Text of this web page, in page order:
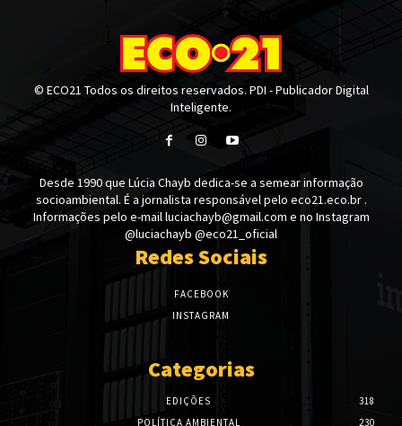
© ECO21 Todos os direitos reservados. PDI - Publicador Digital
Inteligente.
Desde 1990 que Lúcia Chayb dedica-se a semear informação
socioambiental. É a jornalista responsável pelo eco21.eco.br .
Informações pelo e-mail luciachayb@gmail.com e no Instagram
@luciachayb @eco21_oficial
Redes Sociais
FACEBOOK
INSTAGRAM
Categorias
EDIÇÕES
318
POLÍTICA AMBIENTAL
230